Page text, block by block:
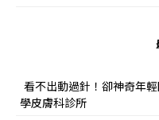
看不出動過針！卻神奇年
學皮膚科診所